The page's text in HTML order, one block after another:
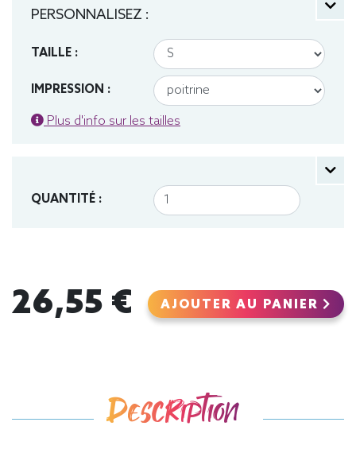
PERSONNALISEZ :
TAILLE :
IMPRESSION :
Plus d'info sur les tailles
QUANTITÉ :
26,55 € AJOUTER AU PANIER
Description